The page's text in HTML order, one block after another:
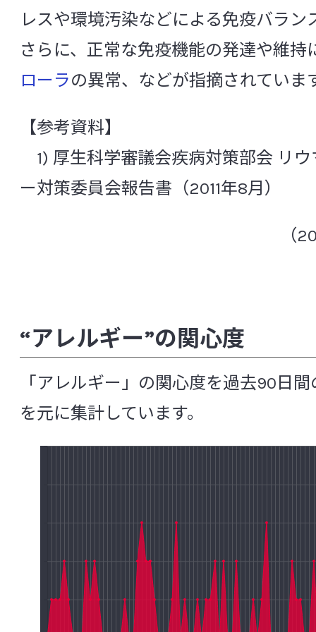
基盤研究所
微生物研究所
食品研究所
医薬品研究所
非営利法人ヤクルト本社ヨーロッパ
アントシアニン
胃 胃酸
萎縮
イソフラボン
遺伝子変異
胃不定
インスリン抵抗性
院内感染
イン
エコール
ガラクトオリゴ糖
感染性合併症
機能性消化管障害
機能性ディスペプシア
強化培養
菌血症
グァバ葉ポリフェノール
下痢
研究レビュー（システマティックレビュー
交感神経
抗菌ペプチド
高血圧
抗酸化
抗生物質（抗菌薬）耐性菌
レスや環境汚染などによる免疫バラン
さらに、正常な免疫機能の発達や維持
ローラの異常、などが指摘されていま
【参考資料】
1) 厚生科学審議会疾病対策部会 リ
ー対策委員会報告書（2011年8月）
（
“アレルギー”の関心度
「アレルギー」の関心度を過去90日
を元に集計しています。